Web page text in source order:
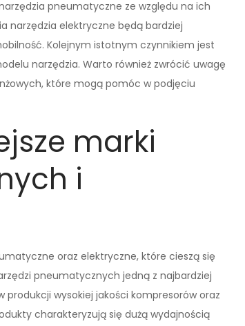
pneumatyczne ze względu na ich
narzędzia elektryczne będą bardziej
Kolejnym istotnym czynnikiem jest
narzędzia. Warto również zwrócić uwagę
które mogą pomóc w podjęciu
marki
i
oraz elektryczne, które cieszą się
pneumatycznych jedną z najbardziej
produkcji wysokiej jakości kompresorów oraz
charakteryzują się dużą wydajnością